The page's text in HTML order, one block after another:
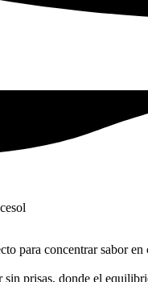
para concentrar sabor en
sin prisas, donde el